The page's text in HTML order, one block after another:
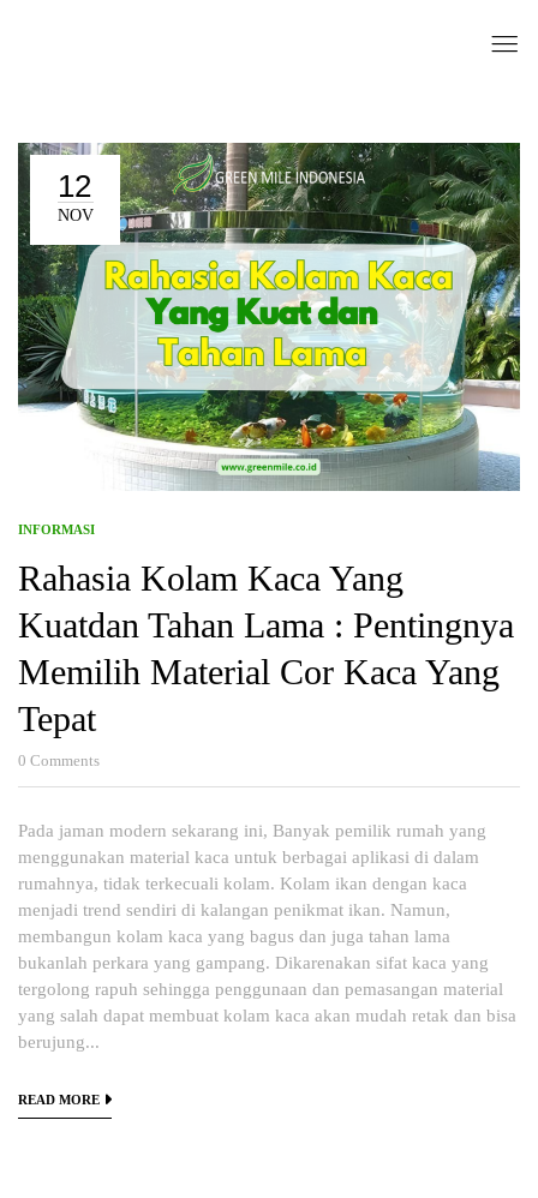
12
NOV
INFORMASI
Rahasia Kolam Kaca Yang
Kuatdan Tahan Lama : Pentingnya
Memilih Material Cor Kaca Yang
Tepat
0 Comments
Pada jaman modern sekarang ini, Banyak pemilik rumah yang
menggunakan material kaca untuk berbagai aplikasi di dalam
rumahnya, tidak terkecuali kolam. Kolam ikan dengan kaca
menjadi trend sendiri di kalangan penikmat ikan. Namun,
membangun kolam kaca yang bagus dan juga tahan lama
bukanlah perkara yang gampang. Dikarenakan sifat kaca yang
tergolong rapuh sehingga penggunaan dan pemasangan material
yang salah dapat membuat kolam kaca akan mudah retak dan bisa
berujung...
READ MORE